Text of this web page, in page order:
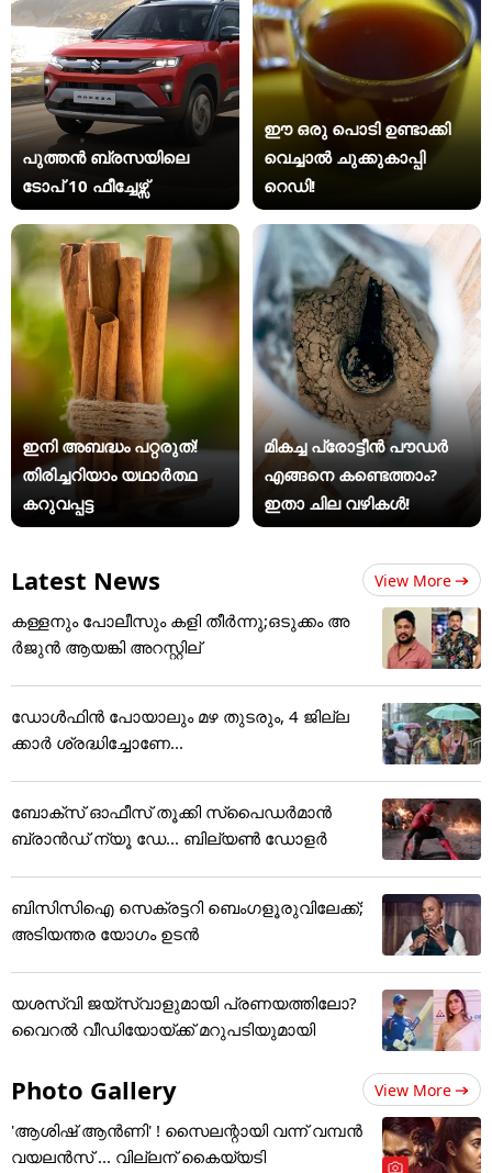
പുത്തൻ ബ്രസയിലെ
ടോപ് 10 ഫീച്ചേഴ്സ്
ഈ ഒരു പൊടി ഉണ്ടാക്കി
വെച്ചാൽ ചുക്കുകാപ്പി
റെഡി!
ഇനി അബദ്ധം പറ്റരുത്!
തിരിച്ചറിയാം യഥാര്‍ത്ഥ
കറുവപ്പട്ട
മികച്ച പ്രോട്ടീൻ പൗഡർ
എങ്ങനെ കണ്ടെത്താം?
ഇതാ ചില വഴികൾ!
Latest News View More
കള്ളനും പോലീസും കളി തീര്‍ന്നു;ഒടുക്കം അ
ര്‍ജുന്‍ ആയങ്കി അറസ്റ്റില്
ഡോൾഫിൻ പോയാലും മഴ തുടരും, 4 ജില്ല
ക്കാർ ശ്രദ്ധിച്ചോണേ...
ബോക്സ് ഓഫീസ് തൂക്കി സ്പൈഡർമാൻ
ബ്രാൻഡ് ന്യൂ ഡേ... ബില്യൺ ഡോളർ
ബിസിസിഐ സെക്രട്ടറി ബെംഗളൂരുവിലേക്ക്;
അടിയന്തര യോഗം ഉടന്‍
യശസ്വി ജയ്‌സ്വാളുമായി പ്രണയത്തിലോ?
വൈറൽ വീഡിയോയ്ക്ക് മറുപടിയുമായി
Photo Gallery View More
'ആശിഷ് ആൻണി' ! സൈലന്റായി വന്ന് വമ്പൻ
വയലൻസ് ... വില്ലന് കൈയ്യടി